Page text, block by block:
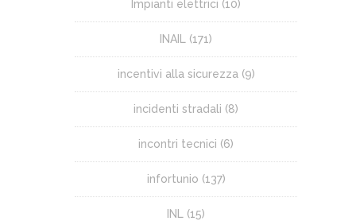
Impianti elettrici (10)
INAIL (171)
incentivi alla sicurezza (9)
incidenti stradali (8)
incontri tecnici (6)
infortunio (137)
INL (15)